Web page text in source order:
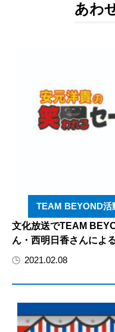
あわ
TEAM BEYOND活
文化放送でTEAM
ん・西明日香さんによ
2021.02.08